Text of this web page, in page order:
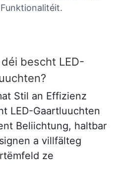
bescht LED-
Stil an Effizienz
LED-Gaartluuchten
Beliichtung, haltbar
a villfälteg
ze